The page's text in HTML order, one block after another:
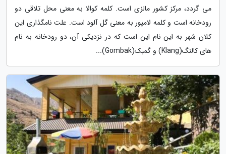
می گردد، مرکز کشور مالزی است. کلمه کوالا به معنی محل تلاقی دو
رودخانه است و کلمه لامپور به معنی گل آلود است. علت نامگذاری این
کلان شهر به این نام این است که در نزدیکی آن، دو رودخانه به نام
های کالنگ(Klang) و گمبک(Gombak)...